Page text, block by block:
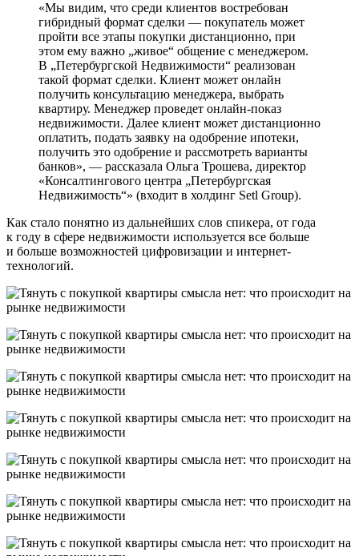
«Мы видим, что среди клиентов востребован
гибридный формат сделки — покупатель может
пройти все этапы покупки дистанционно, при
этом ему важно „живое“ общение с менеджером.
В „Петербургской Недвижимости“ реализован
такой формат сделки. Клиент может онлайн
получить консультацию менеджера, выбрать
квартиру. Менеджер проведет онлайн-показ
недвижимости. Далее клиент может дистанционно
оплатить, подать заявку на одобрение ипотеки,
получить это одобрение и рассмотреть варианты
банков», — рассказала Ольга Трошева, директор
«Консалтингового центра „Петербургская
Недвижимость“» (входит в холдинг Setl Group).
Как стало понятно из дальнейших слов спикера, от года
к году в сфере недвижимости используется все больше
и больше возможностей цифровизации и интернет-
технологий.